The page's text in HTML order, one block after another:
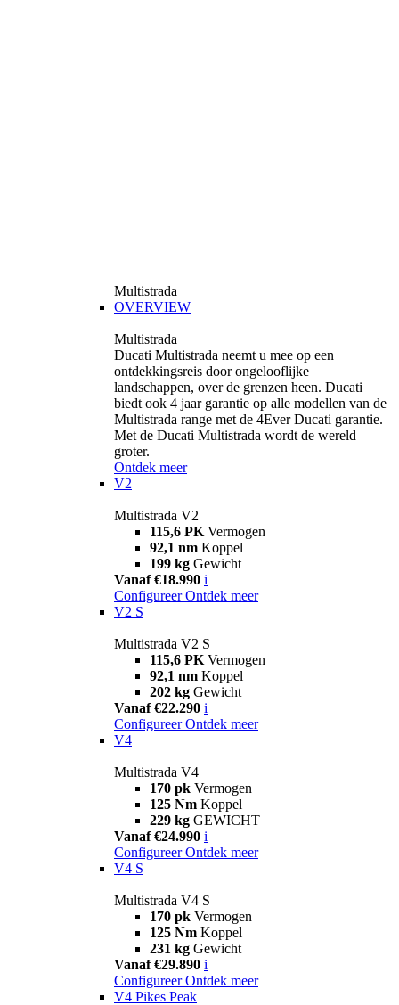
Multistrada
OVERVIEW
Multistrada
Ducati Multistrada neemt u mee op een
ontdekkingsreis door ongelooflijke
landschappen, over de grenzen heen. Ducati
biedt ook 4 jaar garantie op alle modellen van de
Multistrada range met de 4Ever Ducati garantie.
Met de Ducati Multistrada wordt de wereld
groter.
Ontdek meer
V2
Multistrada V2
115,6 PK Vermogen
92,1 nm Koppel
199 kg Gewicht
Vanaf €18.990 i
Configureer Ontdek meer
V2 S
Multistrada V2 S
115,6 PK Vermogen
92,1 nm Koppel
202 kg Gewicht
Vanaf €22.290 i
Configureer Ontdek meer
V4
Multistrada V4
170 pk Vermogen
125 Nm Koppel
229 kg GEWICHT
Vanaf €24.990 i
Configureer Ontdek meer
V4 S
Multistrada V4 S
170 pk Vermogen
125 Nm Koppel
231 kg Gewicht
Vanaf €29.890 i
Configureer Ontdek meer
V4 Pikes Peak